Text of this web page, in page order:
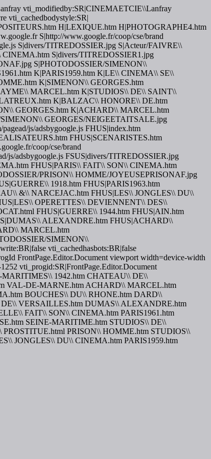
vti_modifiedby:SR|CINEMAETCIE\\Lanfray
vti_cachedbodystyle:SR|
H|LEXIQUE.htm H|PHOTOGRAPHE4.htm
S|http://www.google.fr/coop/cse/brand
S|divers/TITREDOSSIER.jpg S|Acteur/FAIVRE\\
S|divers/TITREDOSSIER1.jpg
S|PHOTODOSSIER/SIMENON\\
K|PARIS1959.htm K|LE\\ CINEMA\\ SE\\
K|SIMENON\\ GEORGES.htm
MARCEL.htm K|STUDIOS\\ DE\\ SAINT\\
K|BALZAC\\ HONORE\\ DE.htm
GEORGES.htm K|ACHARD\\ MARCEL.htm
GEORGES/NEIGEETAITSALE.jpg
js/adsbygoogle.js FHUS|index.htm
FHUS|SCENARISTES.htm
coop/cse/brand
js/adsbygoogle.js FSUS|divers/TITREDOSSIER.jpg
FHUS|PARIS\\ FAIT\\ SON\\ CINEMA.htm
PRISON\\ HOMME/JOYEUSEPRISONAF.jpg
1918.htm FHUS|PARIS1963.htm
&\\ NARCEJAC.htm FHUS|LES\\ JONGLES\\ DU\\
OPERETTES\\ DEVIENNENT\\ DES\\
FHUS|GUERRE\\ 1944.htm FHUS|AIN.htm
ALEXANDRE.htm FHUS|ACHARD\\
MARCEL.htm
SIMENON\\
vti_cachedhasbots:BR|false
FrontPage.Editor.Document viewport width=device-width
vti_progid:SR|FrontPage.Editor.Document
1942.htm CHATEAU\\ DE\\
VAL-DE-MARNE.htm ACHARD\\ MARCEL.htm
BOUCHES\\ DU\\ RHONE.htm DARD\\
VERSAILLES.htm DUMAS\\ ALEXANDRE.htm
FAIT\\ SON\\ CINEMA.htm PARIS1961.htm
SEINE-MARITIME.htm STUDIOS\\ DE\\
PRISON\\ HOMME.htm STUDIOS\\
JONGLES\\ DU\\ CINEMA.htm PARIS1959.htm